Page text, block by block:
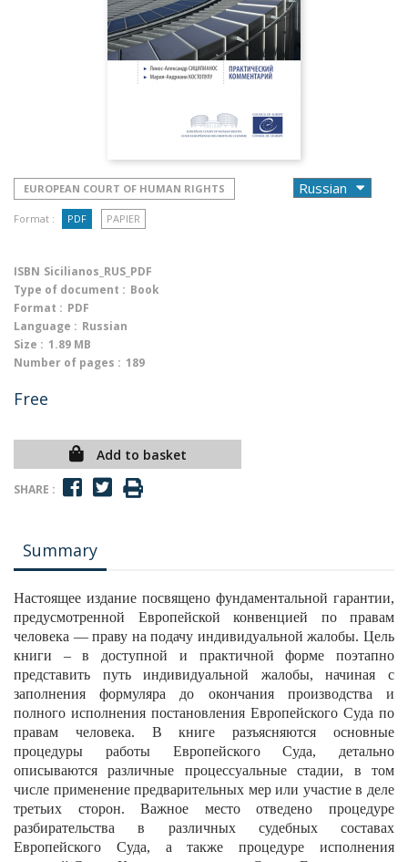
EUROPEAN COURT OF HUMAN RIGHTS
Format : PDF PAPIER
ISBN Sicilianos_RUS_PDF
Type of document : Book
Format : PDF
Language : Russian
Size : 1.89 MB
Number of pages : 189
Free
Add to basket
SHARE :
Summary
Настоящее издание посвящено фундаментальной гарантии,
предусмотренной Европейской конвенцией по правам
человека — праву на подачу индивидуальной жалобы. Цель
книги – в доступной и практичной форме поэтапно
представить путь индивидуальной жалобы, начиная с
заполнения формуляра до окончания производства и
полного исполнения постановления Европейского Суда по
правам человека. В книге разъясняются основные
процедуры работы Европейского Суда, детально
описываются различные процессуальные стадии, в том
числе применение предварительных мер или участие в деле
третьих сторон. Важное место отведено процедуре
разбирательства в различных судебных составах
Европейского Суда, а также процедуре исполнения